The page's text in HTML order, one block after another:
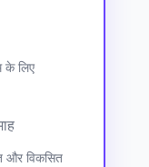
के लिए
और विकसित